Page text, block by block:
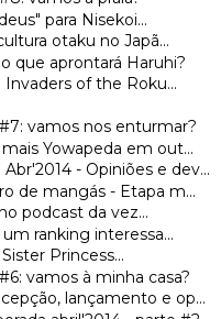
para Nisekoi...
otaku no Japã...
que aprontará Haruhi?
of the Roku...
vamos nos enturmar?
Yowapeda em out...
- Opiniões e dev...
de mangás - Etapa m...
podcast da vez...
ranking interessa...
Princess...
vamos à minha casa?
lançamento e op...